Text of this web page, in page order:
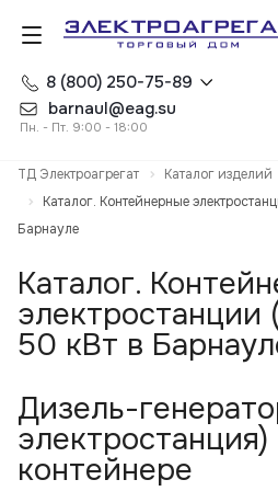
8 (800) 250-75-89
barnaul@eag.su
Пн. - Пт. 9:00 - 18:00
ТД Электроагрегат
Каталог изделий
Каталог. Контейнерные
Барнауле
Каталог.
50 кВт в
Дизель-
контейнере